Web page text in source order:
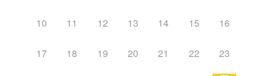
10 11 12 13 14 15 16
17 18 19 20 21 22 23